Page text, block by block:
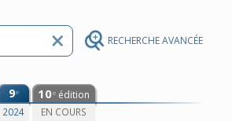
RECHERCHE AVANCÉE
9e
2024
10e édition
EN COURS